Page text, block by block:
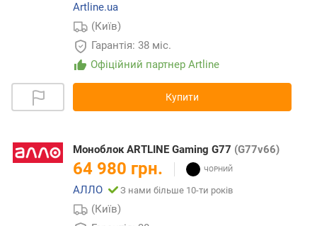
Artline.ua
(Київ)
Гарантія: 38 міс.
Офіційний партнер Artline
Купити
Моноблок ARTLINE Gaming G77 (G77v66)
64 980 грн.
АЛЛО З нами більше 10-ти років
(Київ)